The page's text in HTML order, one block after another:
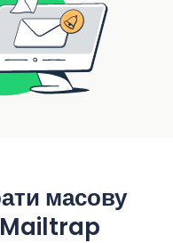
масову
Mailtrap